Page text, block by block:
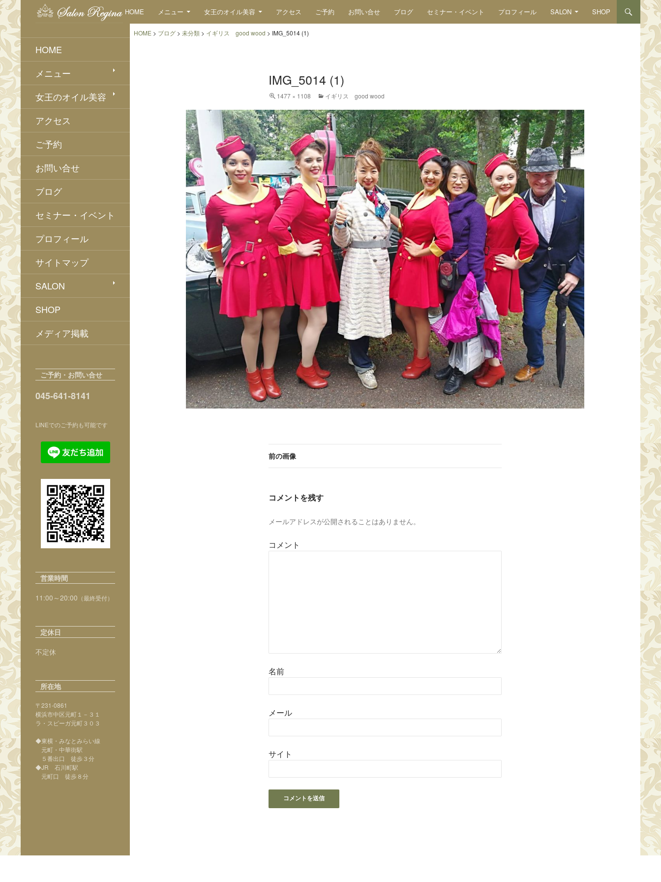
HOME メニュー 女王のオイル美容 アクセス ご予約 お問い合せ ブログ セミナー・イベント プロフィール SALON SHOP
HOME > ブログ > 未分類 > イギリス good wood > IMG_5014 (1)
IMG_5014 (1)
1477 × 1108 イギリス good wood
前の画像
コメントを残す
メールアドレスが公開されることはありません。
コメント
名前
メール
サイト
HOME
メニュー
女王のオイル美容
アクセス
ご予約
お問い合せ
ブログ
セミナー・イベント
プロフィール
サイトマップ
SALON
SHOP
メディア掲載
ご予約・お問い合せ
045-641-8141
LINEでのご予約も可能です
営業時間
11:00～20:00 （最終受付）
定休日
不定休
所在地
〒231-0861
横浜市中区元町１－３１
ラ・スピーガ元町３０３
◆東横・みなとみらい線
元町・中華街駅
５番出口 徒歩３分
◆JR 石川町駅
元町口 徒歩８分